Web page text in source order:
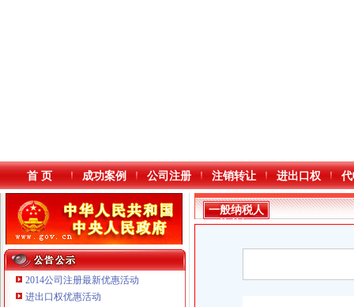
首 页 成功案例 公司注册 注销转让 进出口权
2014公司注册最新优惠活动
进出口权优惠活动
一般纳税人
资格证